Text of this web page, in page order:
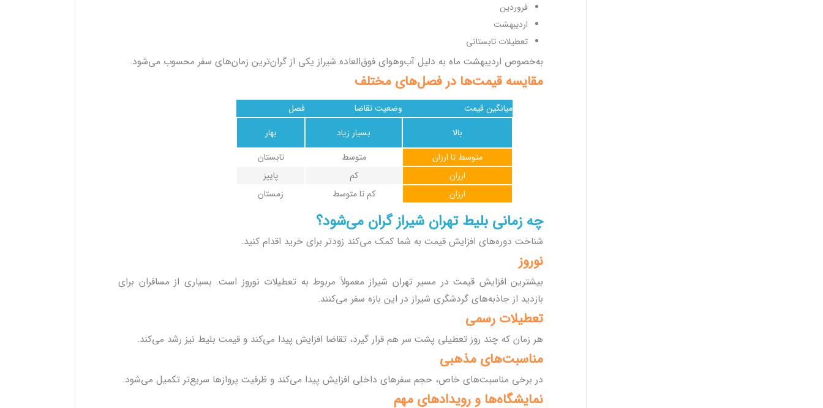
فروردین
اردیبهشت
تعطیلات تابستانی
به‌خصوص اردیبهشت ماه به دلیل آب‌وهوای فوق‌العاده شیراز یکی از گران‌ترین زمان‌های سفر محسوب می‌شود.
مقایسه قیمت‌ها در فصل‌های مختلف
فصل وضعیت تقاضا
میانگین قیمت
بهار
بسیار زیاد
بالا
تابستان
متوسط
متوسط تا ارزان
پاییز
کم
ارزان
زمستان
کم تا متوسط ارزان
چه زمانی بلیط تهران شیراز گران می‌شود؟
شناخت دوره‌های افزایش قیمت به شما کمک می‌کند زودتر برای خرید اقدام کنید.
نوروز
بیشترین افزایش قیمت در مسیر تهران شیراز معمولاً مربوط به تعطیلات نوروز است. بسیاری از مسافران برای
بازدید از جاذبه‌های گردشگری شیراز در این بازه سفر می‌کنند.
تعطیلات رسمی
هر زمان که چند روز تعطیلی پشت سر هم قرار گیرد، تقاضا افزایش پیدا می‌کند و قیمت بلیط نیز رشد می‌کند.
مناسبت‌های مذهبی
در برخی مناسبت‌های خاص، حجم سفرهای داخلی افزایش پیدا می‌کند و ظرفیت پروازها سریع‌تر تکمیل می‌شود.
نمایشگاه‌ها و رویدادهای مهم